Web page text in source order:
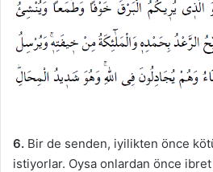
6. Bir de senden, iyilikten önce
istiyorlar. Oysa onlardan önce